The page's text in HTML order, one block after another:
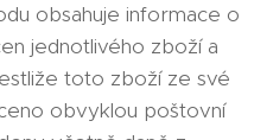
obsahuje informace o
jednotlivého zboží a
toto zboží ze své
obvyklou poštovní